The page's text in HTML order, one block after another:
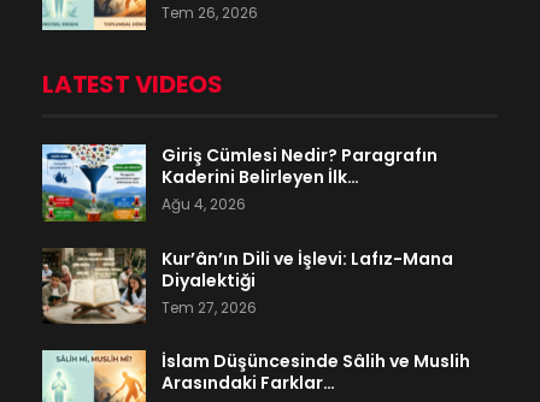
Tem 26, 2026
LATEST VIDEOS
Giriş Cümlesi Nedir? Paragrafın
Kaderini Belirleyen İlk…
Ağu 4, 2026
Kur’ân’ın Dili ve İşlevi: Lafız-Mana
Diyalektiği
Tem 27, 2026
İslam Düşüncesinde Sâlih ve Muslih
Arasındaki Farklar…